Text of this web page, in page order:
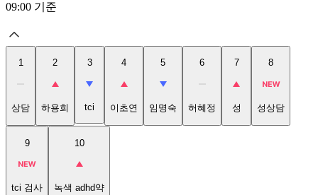
09:00 기준
1
상담
2
하용희
3
tci
4
이초연
5
임명숙
6
허혜정
7
성
8
성상담
9
tci 검사
10
녹색 adhd약